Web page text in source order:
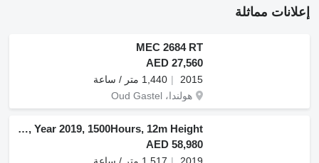
إعلانات مماثلة
MEC 2684 RT
AED 27,560
2015
1,440 متر / ساعة
هولندا، Oud Gastel
ATN Zebra 12, 4x4, Year 2019, 1500Hours, 12m Height
AED 58,980